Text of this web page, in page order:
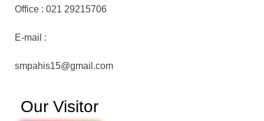
Office : 021 29215706
E-mail :
smpahis15@gmail.com
Our Visitor